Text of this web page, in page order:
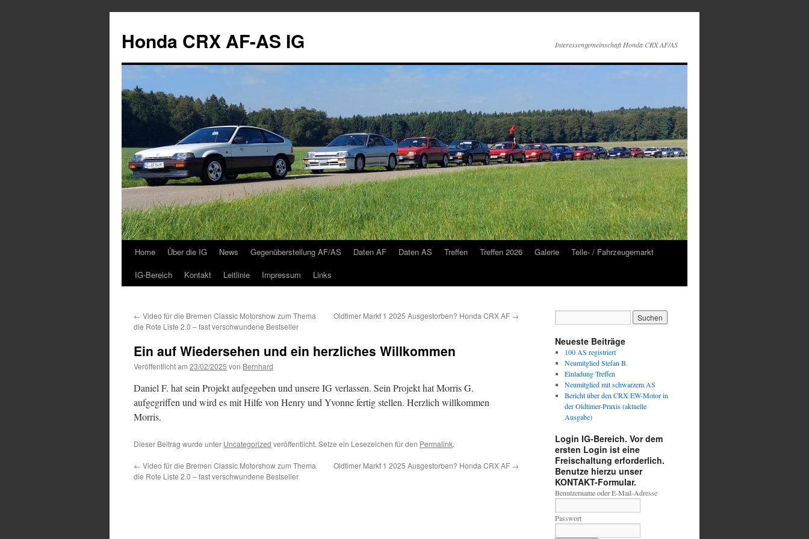
springen
Honda CRX AF-AS IG Interessengemeinschaft Honda CRX AF/AS
Home Über die IG News Gegenüberstellung AF/AS Daten AF Daten AS Treffen Treffen 2026 Galerie
Teile- / Fahrzeugemarkt
IG-Bereich
Kontakt Leitlinie Impressum Links
← Video für die Bremen Classic Motorshow zum Thema
die Rote Liste 2.0 – fast verschwundene Bestseller
Oldtimer Markt 1 2025 Ausgestorben? Honda CRX AF →
Ein auf Wiedersehen und ein herzliches Willkommen
Veröffentlicht am 23/02/2025 von Bernhard
Daniel F. hat sein Projekt aufgegeben und unsere IG verlassen. Sein Projekt hat Morris G.
aufgegriffen und wird es mit Hilfe von Henry und Yvonne fertig stellen. Herzlich willkommen
Morris.
Dieser Beitrag wurde unter Uncategorized veröffentlicht. Setze ein Lesezeichen für den Permalink.
← Video für die Bremen Classic Motorshow zum Thema
die Rote Liste 2.0 – fast verschwundene Bestseller
Oldtimer Markt 1 2025 Ausgestorben? Honda CRX AF →
Neueste Beiträge
100 AS registriert
Neumitglied Stefan B.
Einladung Treffen
Neumitglied mit schwarzem AS
Bericht über den CRX EW-Motor in
der Oldtimer-Praxis (aktuelle
Ausgabe)
Login IG-Bereich. Vor dem
ersten Login ist eine
Freischaltung erforderlich.
Benutze hierzu unser
KONTAKT-Formular.
Benutzername oder E-Mail-Adresse
Passwort